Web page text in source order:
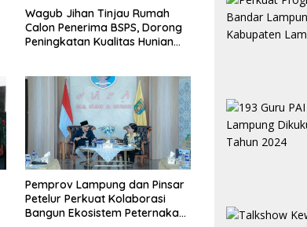
Wagub Jihan Tinjau Rumah
Calon Penerima BSPS, Dorong
Peningkatan Kualitas Hunian
Pemprov Lampung dan Pinsar
Petelur Perkuat Kolaborasi
Bangun Ekosistem Peternakan